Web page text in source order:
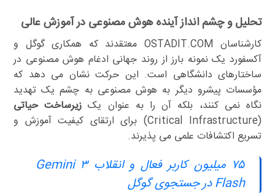
تحلیل و چشم انداز آینده هوش مصنوعی در آموزش عالی
کارشناسان OSTADIT.COM معتقدند که همکاری گوگل و
آکسفورد یک نمونه بارز از روند جهانی ادغام هوش مصنوعی در
ساختارهای دانشگاهی است. این حرکت نشان می دهد که
مؤسسات پیشرو دیگر به هوش مصنوعی به چشم یک تهدید
نگاه نمی کنند، بلکه آن را به عنوان یک زیرساخت حیاتی
(Critical Infrastructure) برای ارتقای کیفیت آموزش و
تسریع اکتشافات علمی می پذیرند.
۷۵ میلیون کاربر فعال و انقلاب Gemini ۳
Flash در جستجوی گوگل